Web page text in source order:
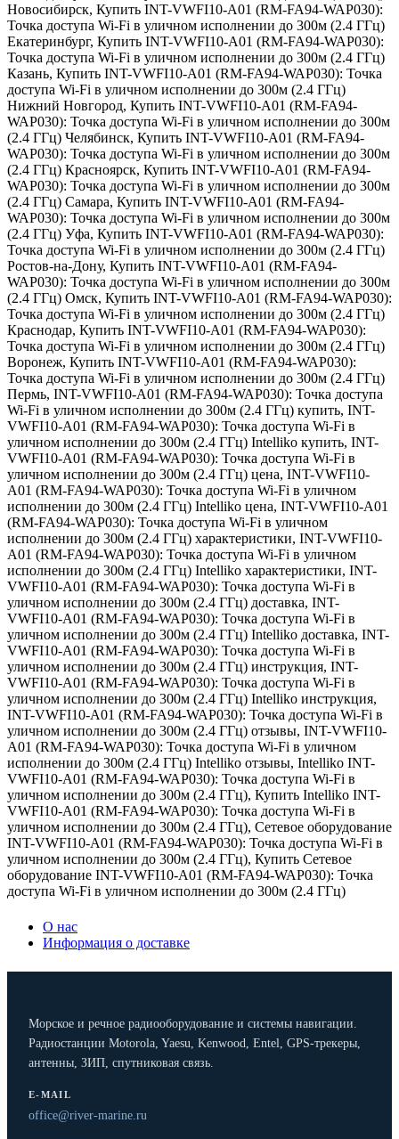
Новосибирск, Купить INT-VWFI10-A01 (RM-FA94-WAP030):
Точка доступа Wi-Fi в уличном исполнении до 300м (2.4 ГГц)
Екатеринбург, Купить INT-VWFI10-A01 (RM-FA94-WAP030):
Точка доступа Wi-Fi в уличном исполнении до 300м (2.4 ГГц)
Казань, Купить INT-VWFI10-A01 (RM-FA94-WAP030): Точка
доступа Wi-Fi в уличном исполнении до 300м (2.4 ГГц)
Нижний Новгород, Купить INT-VWFI10-A01 (RM-FA94-
WAP030): Точка доступа Wi-Fi в уличном исполнении до 300м
(2.4 ГГц) Челябинск, Купить INT-VWFI10-A01 (RM-FA94-
WAP030): Точка доступа Wi-Fi в уличном исполнении до 300м
(2.4 ГГц) Красноярск, Купить INT-VWFI10-A01 (RM-FA94-
WAP030): Точка доступа Wi-Fi в уличном исполнении до 300м
(2.4 ГГц) Самара, Купить INT-VWFI10-A01 (RM-FA94-
WAP030): Точка доступа Wi-Fi в уличном исполнении до 300м
(2.4 ГГц) Уфа, Купить INT-VWFI10-A01 (RM-FA94-WAP030):
Точка доступа Wi-Fi в уличном исполнении до 300м (2.4 ГГц)
Ростов-на-Дону, Купить INT-VWFI10-A01 (RM-FA94-
WAP030): Точка доступа Wi-Fi в уличном исполнении до 300м
(2.4 ГГц) Омск, Купить INT-VWFI10-A01 (RM-FA94-WAP030):
Точка доступа Wi-Fi в уличном исполнении до 300м (2.4 ГГц)
Краснодар, Купить INT-VWFI10-A01 (RM-FA94-WAP030):
Точка доступа Wi-Fi в уличном исполнении до 300м (2.4 ГГц)
Воронеж, Купить INT-VWFI10-A01 (RM-FA94-WAP030):
Точка доступа Wi-Fi в уличном исполнении до 300м (2.4 ГГц)
Пермь, INT-VWFI10-A01 (RM-FA94-WAP030): Точка доступа
Wi-Fi в уличном исполнении до 300м (2.4 ГГц) купить, INT-
VWFI10-A01 (RM-FA94-WAP030): Точка доступа Wi-Fi в
уличном исполнении до 300м (2.4 ГГц) Intelliko купить, INT-
VWFI10-A01 (RM-FA94-WAP030): Точка доступа Wi-Fi в
уличном исполнении до 300м (2.4 ГГц) цена, INT-VWFI10-
A01 (RM-FA94-WAP030): Точка доступа Wi-Fi в уличном
исполнении до 300м (2.4 ГГц) Intelliko цена, INT-VWFI10-A01
(RM-FA94-WAP030): Точка доступа Wi-Fi в уличном
исполнении до 300м (2.4 ГГц) характеристики, INT-VWFI10-
A01 (RM-FA94-WAP030): Точка доступа Wi-Fi в уличном
исполнении до 300м (2.4 ГГц) Intelliko характеристики, INT-
VWFI10-A01 (RM-FA94-WAP030): Точка доступа Wi-Fi в
уличном исполнении до 300м (2.4 ГГц) доставка, INT-
VWFI10-A01 (RM-FA94-WAP030): Точка доступа Wi-Fi в
уличном исполнении до 300м (2.4 ГГц) Intelliko доставка, INT-
VWFI10-A01 (RM-FA94-WAP030): Точка доступа Wi-Fi в
уличном исполнении до 300м (2.4 ГГц) инструкция, INT-
VWFI10-A01 (RM-FA94-WAP030): Точка доступа Wi-Fi в
уличном исполнении до 300м (2.4 ГГц) Intelliko инструкция,
INT-VWFI10-A01 (RM-FA94-WAP030): Точка доступа Wi-Fi в
уличном исполнении до 300м (2.4 ГГц) отзывы, INT-VWFI10-
A01 (RM-FA94-WAP030): Точка доступа Wi-Fi в уличном
исполнении до 300м (2.4 ГГц) Intelliko отзывы, Intelliko INT-
VWFI10-A01 (RM-FA94-WAP030): Точка доступа Wi-Fi в
уличном исполнении до 300м (2.4 ГГц), Купить Intelliko INT-
VWFI10-A01 (RM-FA94-WAP030): Точка доступа Wi-Fi в
уличном исполнении до 300м (2.4 ГГц), Сетевое оборудование
INT-VWFI10-A01 (RM-FA94-WAP030): Точка доступа Wi-Fi в
уличном исполнении до 300м (2.4 ГГц), Купить Сетевое
оборудование INT-VWFI10-A01 (RM-FA94-WAP030): Точка
доступа Wi-Fi в уличном исполнении до 300м (2.4 ГГц)
О нас
Информация о доставке
Морское и речное радиооборудование и системы навигации.
Радиостанции Motorola, Yaesu, Kenwood, Entel, GPS-трекеры,
антенны, ЗИП, спутниковая связь.
E-MAIL
office@river-marine.ru